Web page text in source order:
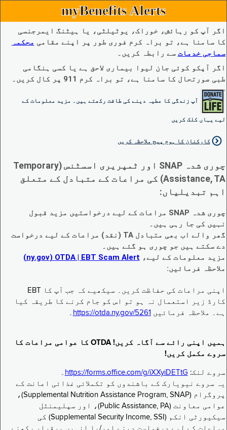
myBenefits Alerts
اگر آپ کو رہائش، خوراک، یوٹیلٹی، یا ہیٹنگ ایمرجنسی
کا سامنا ہے، تو براہ کرم فوری طور پر اپنے مقامی محکمہ
سماجی خدمات سے رابطہ کریں۔
اگر آپکو کوئی جان لیوا بیماری لاحق ہے یا کسی ہنگامی
طبی صورتحال کا سامنا ہے، تو براہ کرم 911 پر کال کریں۔
آپ زندگی کا عطیہ دینے کی طاقت رکھتے ہیں۔ مزید معلومات کے
لیے یہاں کلک کریں
کارکنان کا ہوم پیج ملاحظہ کریں
چوری شدہ SNAP اور ٹمپریری اسسٹنس (Temporary
Assistance, TA) کی مراعات کے متبادل کے متعلق
اہم تبدیلیاں:
چوری شدہ SNAP مراعات کے لیے درخواستیں مزید قبول
نہیں کی جا رہی ہیں۔
گھر والے اب بھی متبادل TA (نقد) مراعات کے لیے درخواست
دے سکتے ہیں جو چوری ہو گئے ہیں۔
مزید معلومات کے لیے، EBT Scam Alert ‏| OTDA ‏(ny.gov)
ملاحظہ فرمائیں:
اپنی مراعات کی حفاظت کریں۔ سیکھیے کہ جب آپ کا EBT
کارڈ زیر استعمال نہ ہو تو اس کو جام کرنے کا طریقہ کیا
ہے۔ ملاحظہ فرمائیں https://otda.ny.gov/5261 ۔
ہمیں اپنی رائے سے آگاہ کریں! OTDA کا عوامی مراعات کا
سروے مکمل کریں!
سروے لنک: https://forms.office.com/g/iXXyiDETtG ۔
یہ سروے نیویارک کے باشندوں کو تکملائی غذائی اعانت کے
پروگرام (Supplemental Nutrition Assistance Program, SNAP)،
عوامی معاونت (Public Assistance, PA)، اور سپلیمنٹل
سیکیورٹی انکم (Supplemental Security Income, SSI) کی
مراعات کے لیے درخواست دینے اور/یا انہیں برقرار رکھنے